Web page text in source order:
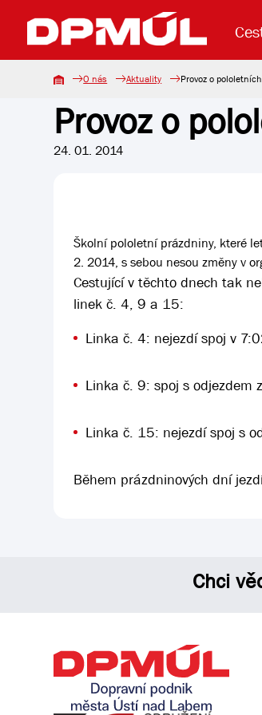
Uzavření mostu Dr. E. Beneše
Lanová dráha
Základní údaje
O nás Aktuality Provoz o
Provoz o
24. 01. 2014
Školní pololetní prázdniny, které
2. 2014, s sebou nesou změny v
Cestující v těchto dnech tak
linek č. 4, 9 a 15:
Linka č. 4: nejezdí spoj v
Linka č. 9: spoj s odjezdem
Linka č. 15: nejezdí spoj s
Během prázdninových dní
Chci